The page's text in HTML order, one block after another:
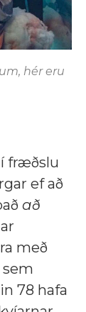
hér eru
fræðslu
ef að
að
með
78 hafa